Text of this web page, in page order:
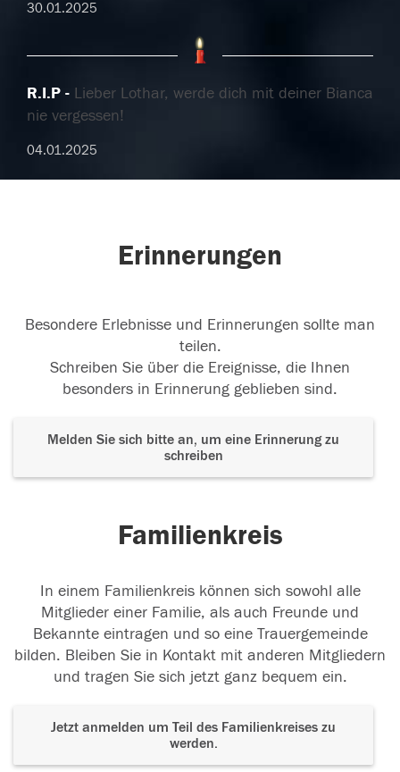
30.01.2025
R.I.P
Lieber Lothar, werde dich mit deiner Bianca
nie vergessen!
04.01.2025
Erinnerungen
Besondere Erlebnisse und Erinnerungen sollte man
teilen.
Schreiben Sie über die Ereignisse, die Ihnen
besonders in Erinnerung geblieben sind.
Melden Sie sich bitte an, um eine Erinnerung zu
schreiben
Familienkreis
In einem Familienkreis können sich sowohl alle
Mitglieder einer Familie, als auch Freunde und
Bekannte eintragen und so eine Trauergemeinde
bilden. Bleiben Sie in Kontakt mit anderen Mitgliedern
und tragen Sie sich jetzt ganz bequem ein.
Jetzt anmelden um Teil des Familienkreises zu
werden.